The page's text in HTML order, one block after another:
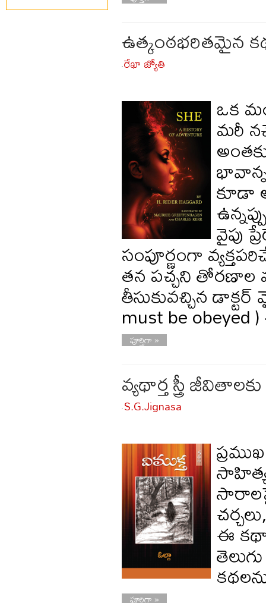
ఉత్కంఠభరితమైన
-రేఖా జ్యోతి
ఒక
మరీ
కూడా
వైపు
సంపూర్ణంగా
తన పచ్చని తోరణాల
తీసుకువచ్చిన
must be
పూర్తిగా »
వ్యథార్త స్త్రీ
- S.G.Jignasa
ఈ కథా
పూర్తిగా »